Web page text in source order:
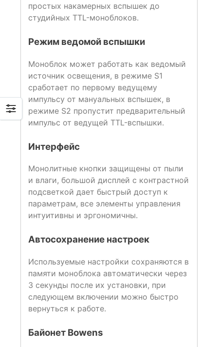
простых накамерных вспышек до
студийных TTL-моноблоков.
Режим ведомой вспышки
Моноблок может работать как ведомый
источник освещения, в режиме S1
сработает по первому ведущему
импульсу от мануальных вспышек, в
режиме S2 пропустит предварительный
импульс от ведущей TTL-вспышки.
Интерфейс
Монолитные кнопки защищены от пыли
и влаги, большой дисплей с контрастной
подсветкой дает быстрый доступ к
параметрам, все элементы управления
интуитивны и эргономичны.
Автосохранение настроек
Используемые настройки сохраняются в
памяти моноблока автоматически через
3 секунды после их установки, при
следующем включении можно быстро
вернуться к работе.
Байонет Bowens